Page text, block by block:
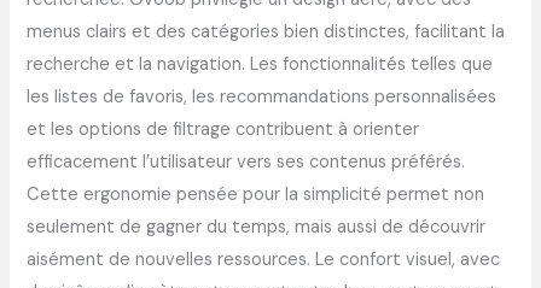
menus clairs et des catégories bien distinctes, facilitant la
recherche et la navigation. Les fonctionnalités telles que
les listes de favoris, les recommandations personnalisées
et les options de filtrage contribuent à orienter
efficacement l’utilisateur vers ses contenus préférés.
Cette ergonomie pensée pour la simplicité permet non
seulement de gagner du temps, mais aussi de découvrir
aisément de nouvelles ressources. Le confort visuel, avec